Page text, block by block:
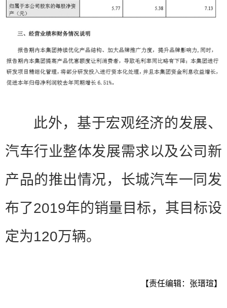
此外，基于宏观经济的发展、
汽车行业整体发展需求以及公司新
产品的推出情况，长城汽车一同发
布了2019年的销量目标，其目标设
定为120万辆。
【责任编辑：张瑨瑄】